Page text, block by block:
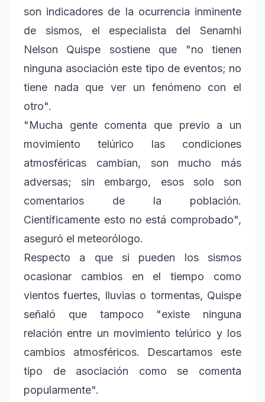
son indicadores de la ocurrencia inminente
de sismos, el especialista del Senamhi
Nelson Quispe sostiene que "no tienen
ninguna asociación este tipo de eventos; no
tiene nada que ver un fenómeno con el
otro".
"Mucha gente comenta que previo a un
movimiento telúrico las condiciones
atmosféricas cambian, son mucho más
adversas; sin embargo, esos solo son
comentarios de la población.
Científicamente esto no está comprobado",
aseguró el meteorólogo.
Respecto a que si pueden los sismos
ocasionar cambios en el tiempo como
vientos fuertes, lluvias o tormentas, Quispe
señaló que tampoco "existe ninguna
relación entre un movimiento telúrico y los
cambios atmosféricos. Descartamos este
tipo de asociación como se comenta
popularmente".